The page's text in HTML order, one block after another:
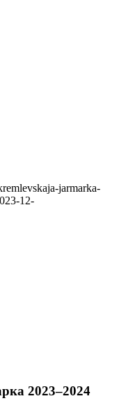
jarmarka-
12-
2023–2024